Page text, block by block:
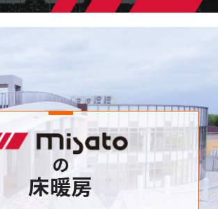
の
床暖房